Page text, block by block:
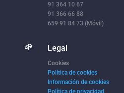
91 364 10 67
91 366 66 88
659 91 84 73 (Móvil)
 Legal
Cookies
Política de cookies
Información de cookies